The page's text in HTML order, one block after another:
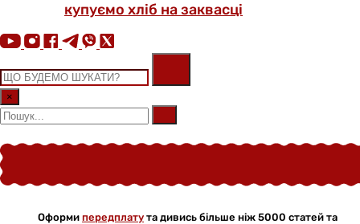
купуємо хліб на заквасці
×
Оформи передплату та дивись більше ніж 5000 статей та